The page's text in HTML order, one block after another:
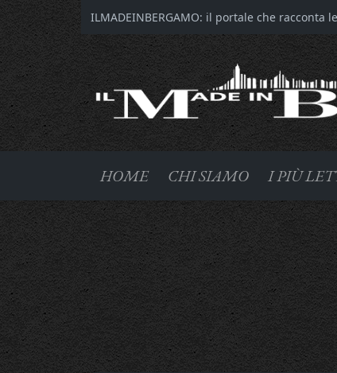
ILMADEINBERGAMO: il portale che racconta
HOME CHI SIAMO I PIÙ